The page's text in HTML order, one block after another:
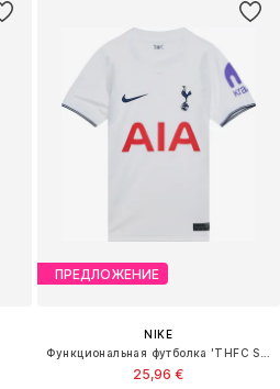
ПРЕДЛОЖЕНИЕ
NIKE
25,96 €